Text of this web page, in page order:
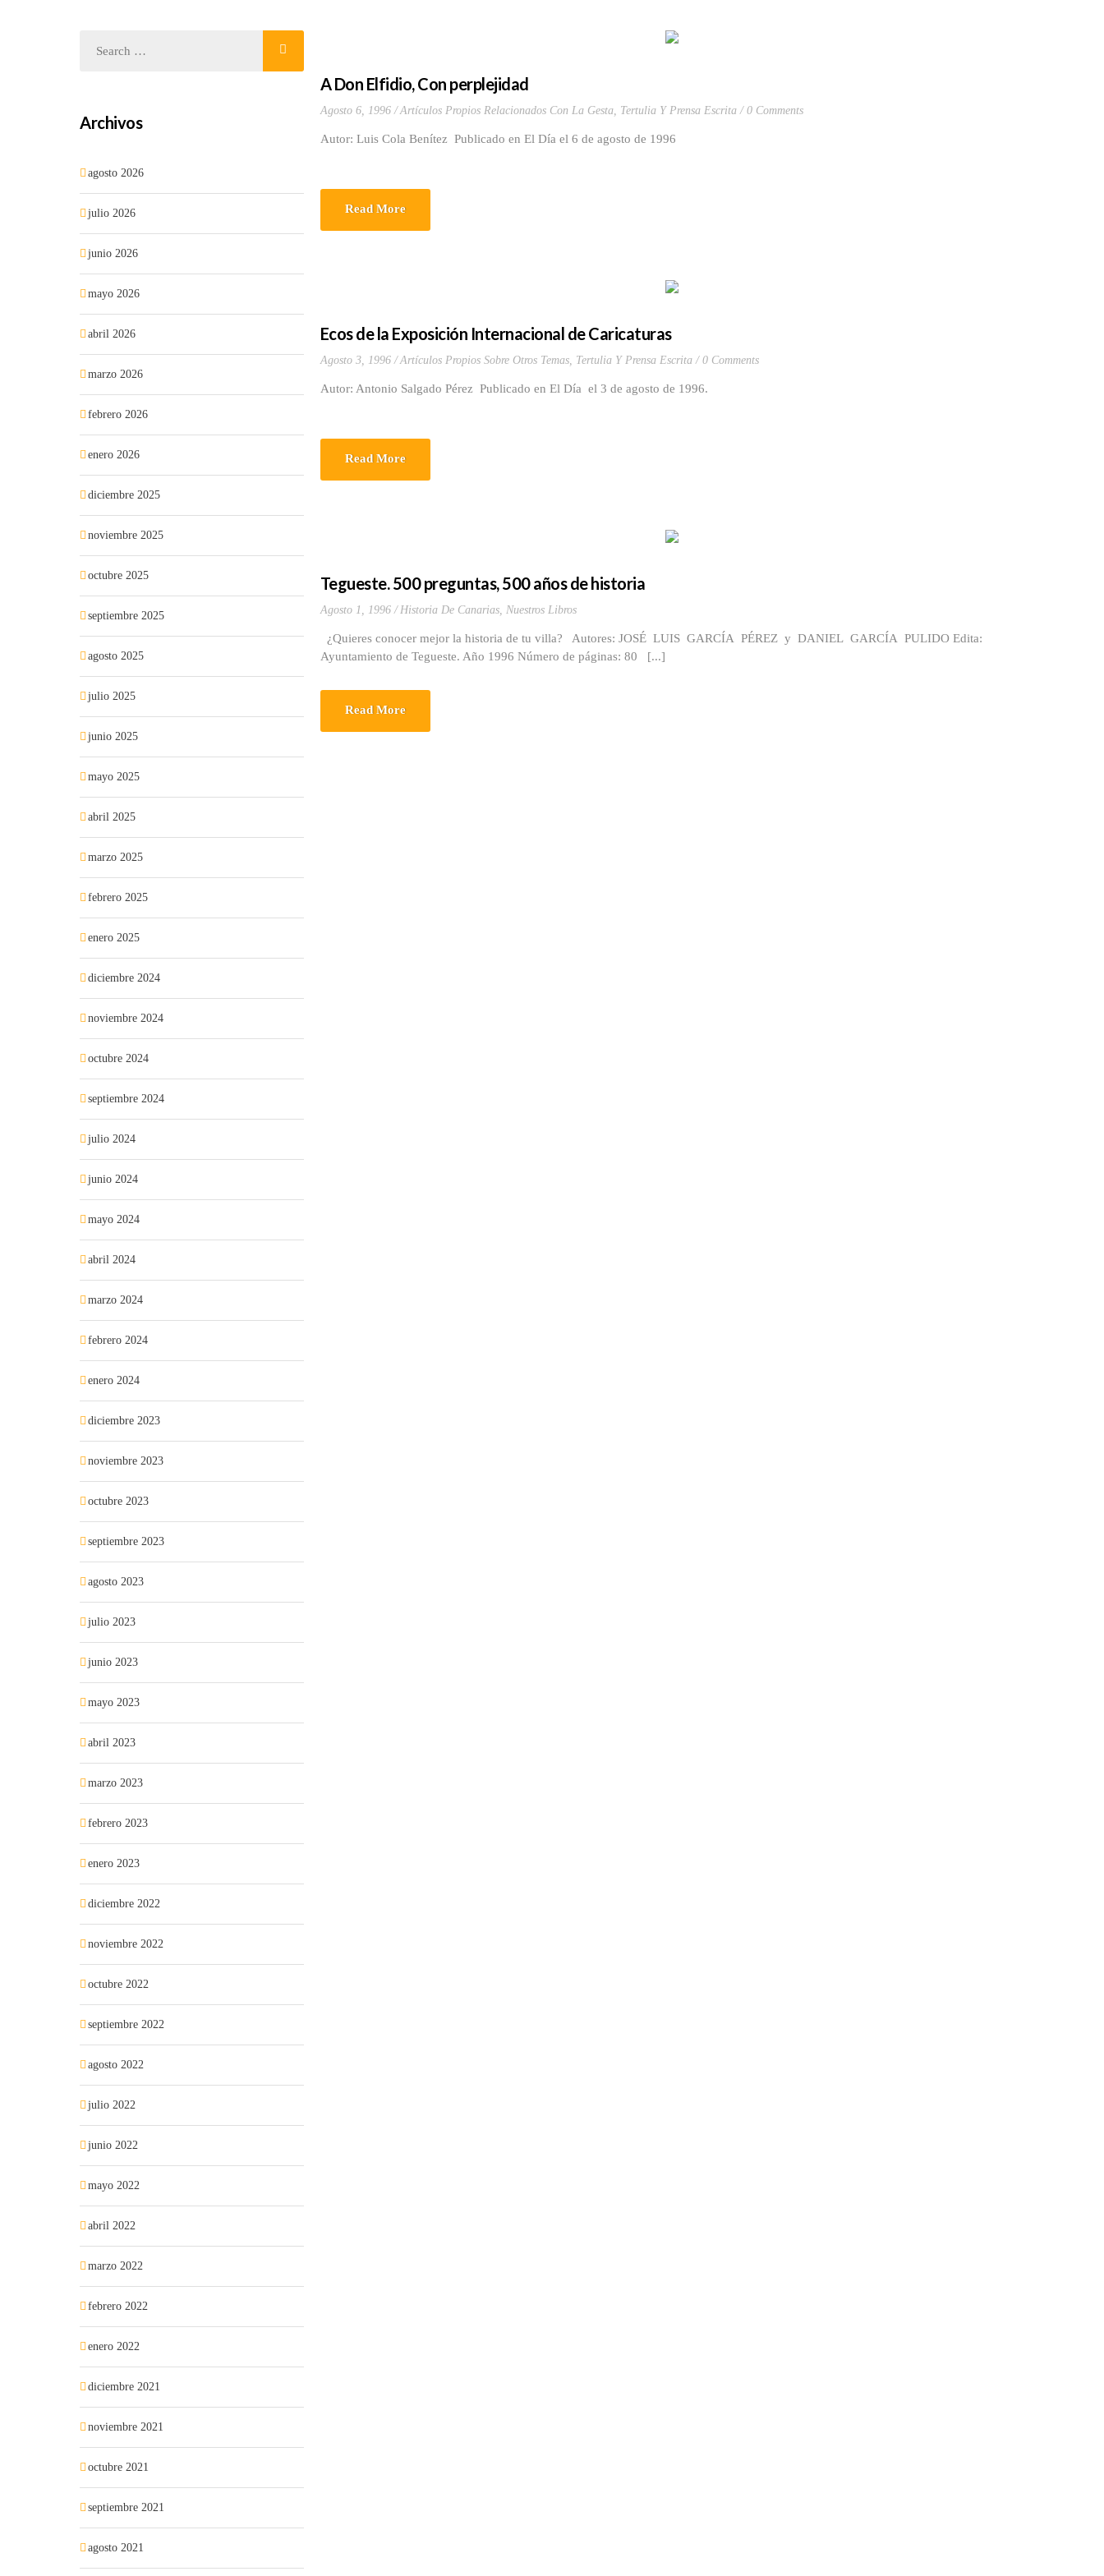
A Don Elfidio, Con perplejidad
Agosto 6, 1996 Artículos Propios Relacionados Con La Gesta, Tertulia Y Prensa Escrita 0 Comments
Autor: Luis Cola Benítez Publicado en El Día el 6 de agosto de 1996
Read More
Ecos de la Exposición Internacional de Caricaturas
Agosto 3, 1996 Artículos Propios Sobre Otros Temas, Tertulia Y Prensa Escrita 0 Comments
Autor: Antonio Salgado Pérez Publicado en El Día el 3 de agosto de 1996.
Read More
Tegueste. 500 preguntas, 500 años de historia
Agosto 1, 1996 Historia De Canarias, Nuestros Libros
¿Quieres conocer mejor la historia de tu villa? Autores: JOSÉ LUIS GARCÍA PÉREZ y DANIEL GARCÍA PULIDO Edita:
Ayuntamiento de Tegueste. Año 1996 Número de páginas: 80 [...]
Read More
Archivos
agosto 2026
julio 2026
junio 2026
mayo 2026
abril 2026
marzo 2026
febrero 2026
enero 2026
diciembre 2025
noviembre 2025
octubre 2025
septiembre 2025
agosto 2025
julio 2025
junio 2025
mayo 2025
abril 2025
marzo 2025
febrero 2025
enero 2025
diciembre 2024
noviembre 2024
octubre 2024
septiembre 2024
julio 2024
junio 2024
mayo 2024
abril 2024
marzo 2024
febrero 2024
enero 2024
diciembre 2023
noviembre 2023
octubre 2023
septiembre 2023
agosto 2023
julio 2023
junio 2023
mayo 2023
abril 2023
marzo 2023
febrero 2023
enero 2023
diciembre 2022
noviembre 2022
octubre 2022
septiembre 2022
agosto 2022
julio 2022
junio 2022
mayo 2022
abril 2022
marzo 2022
febrero 2022
enero 2022
diciembre 2021
noviembre 2021
octubre 2021
septiembre 2021
agosto 2021